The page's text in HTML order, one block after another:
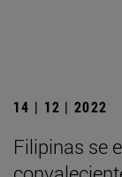
14 | 12 | 2022
Filipinas se